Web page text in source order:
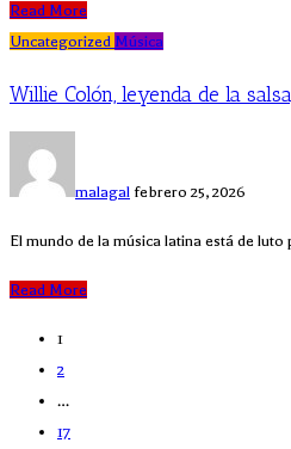
Read More
Uncategorized Música
Willie Colón, leyenda de la
malagal febrero 25, 2026
El mundo de la música latina está de
Read More
1
2
…
17